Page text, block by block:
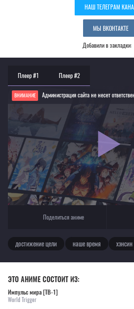
НАШ ТЕЛЕГРАМ
МЫ ВКОНТАКТЕ
Добавили в закладки:
Плеер #1 Плеер #2
ВНИМАНИЕ Администрация сайта не несет
Если видео не работает, обновите страницу или
Для просмотра некоторых аниме необходимо
Текущее воспроизведение：Импульс мира [ТВ-3]
Поделиться аниме
достижение цели наше время хэнсин
ЭТО АНИМЕ СОСТОИТ ИЗ:
Импульс мира [ТВ-1]
World Trigger